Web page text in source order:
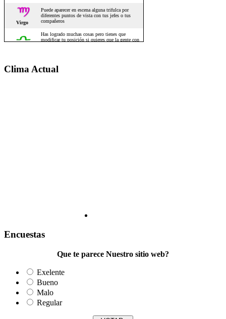
Clima Actual
Encuestas
Que te parece Nuestro sitio web?
Exelente
Bueno
Malo
Regular